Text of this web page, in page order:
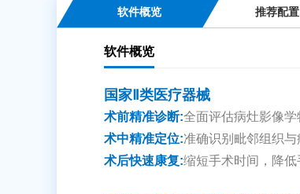
软件概览 推荐配置
软件概览
国家Ⅱ类医疗器械
术前精准诊断:全面评估病灶影像
术中精准定位:准确识别毗邻组织
术后快速康复:缩短手术时间，降